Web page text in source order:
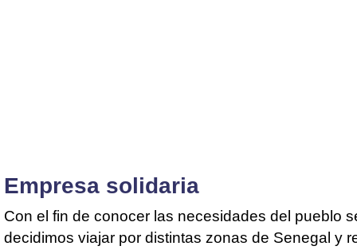
Empresa solidaria
Con el fin de conocer las necesidades del pueblo
decidimos viajar por distintas zonas de Senegal y